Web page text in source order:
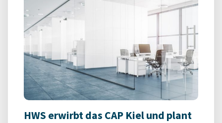
HWS erwirbt das CAP Kiel und plant